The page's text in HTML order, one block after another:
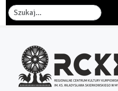
Szukaj